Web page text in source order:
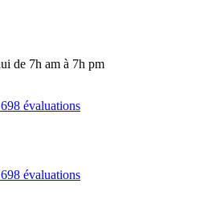
de 7h am à 7h pm
évaluations
évaluations